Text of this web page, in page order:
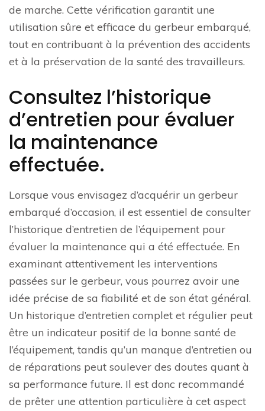
de marche. Cette vérification garantit une
utilisation sûre et efficace du gerbeur embarqué,
tout en contribuant à la prévention des accidents
et à la préservation de la santé des travailleurs.
Consultez l’historique
d’entretien pour évaluer
la maintenance
effectuée.
Lorsque vous envisagez d’acquérir un gerbeur
embarqué d’occasion, il est essentiel de consulter
l’historique d’entretien de l’équipement pour
évaluer la maintenance qui a été effectuée. En
examinant attentivement les interventions
passées sur le gerbeur, vous pourrez avoir une
idée précise de sa fiabilité et de son état général.
Un historique d’entretien complet et régulier peut
être un indicateur positif de la bonne santé de
l’équipement, tandis qu’un manque d’entretien ou
de réparations peut soulever des doutes quant à
sa performance future. Il est donc recommandé
de prêter une attention particulière à cet aspect